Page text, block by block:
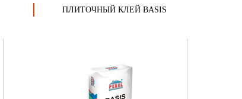
ПЛИТОЧНЫЙ КЛЕЙ BASIS